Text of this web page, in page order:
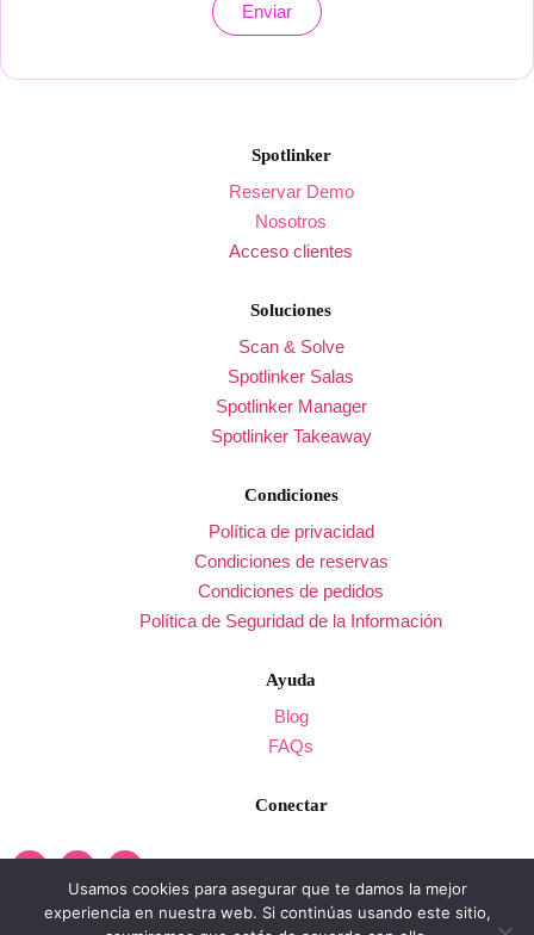
Enviar
Spotlinker
Reservar Demo
Nosotros
Acceso clientes
Soluciones
Scan & Solve
Spotlinker Salas
Spotlinker Manager
Spotlinker Takeaway
Condiciones
Política de privacidad
Condiciones de reservas
Condiciones de pedidos
Política de Seguridad de la Información
Ayuda
Blog
FAQs
Conectar
Usamos cookies para asegurar que te damos la mejor
experiencia en nuestra web. Si continúas usando este sitio,